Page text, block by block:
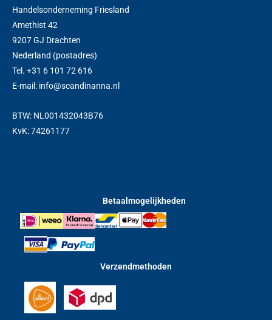
Handelsonderneming Friesland
Amethist 42
9207 GJ Drachten
Nederland (postadres)
Tel. +31 6 101 72 616
E-mail: info@scandinanna.nl
BTW: NL001432043B76
KvK: 74261177
Betaalmogelijkheden
Verzendmethoden